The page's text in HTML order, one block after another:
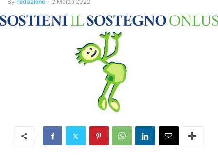
By redazione - 2 Marzo 2022